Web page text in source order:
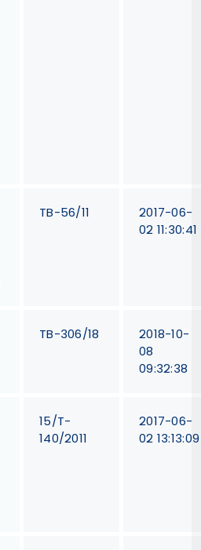
TB-56/11
2017-06-
02 11:30:41
TB-306/18
2018-10-
08
09:32:38
15/T-
140/2011
2017-06-
02 13:13:09